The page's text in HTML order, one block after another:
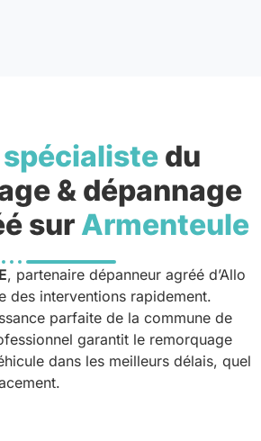
du
& dépannage
sur Armenteule
, partenaire dépanneur agréé d’Allo
des interventions rapidement.
parfaite de la commune de
garantit le remorquage
dans les meilleurs délais, quel